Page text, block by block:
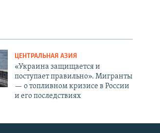
ЦЕНТРАЛЬНАЯ АЗИЯ
«Украина защищается и
поступает правильно». Мигранты
— о топливном кризисе в России
и его последствиях